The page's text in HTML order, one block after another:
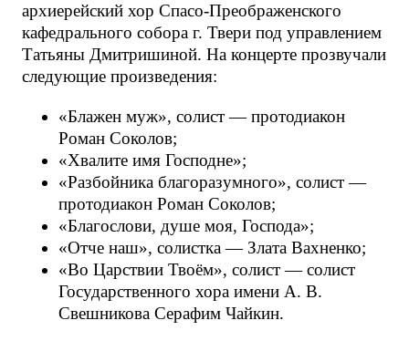
архиерейский хор Спасо-Преображенского
кафедрального собора г. Твери под управлением
Татьяны Дмитришиной. На концерте прозвучали
следующие произведения:
«Блажен муж», солист — протодиакон
Роман Соколов;
«Хвалите имя Господне»;
«Разбойника благоразумного», солист —
протодиакон Роман Соколов;
«Благослови, душе моя, Господа»;
«Отче наш», солистка — Злата Вахненко;
«Во Царствии Твоём», солист — солист
Государственного хора имени А. В.
Свешникова Серафим Чайкин.